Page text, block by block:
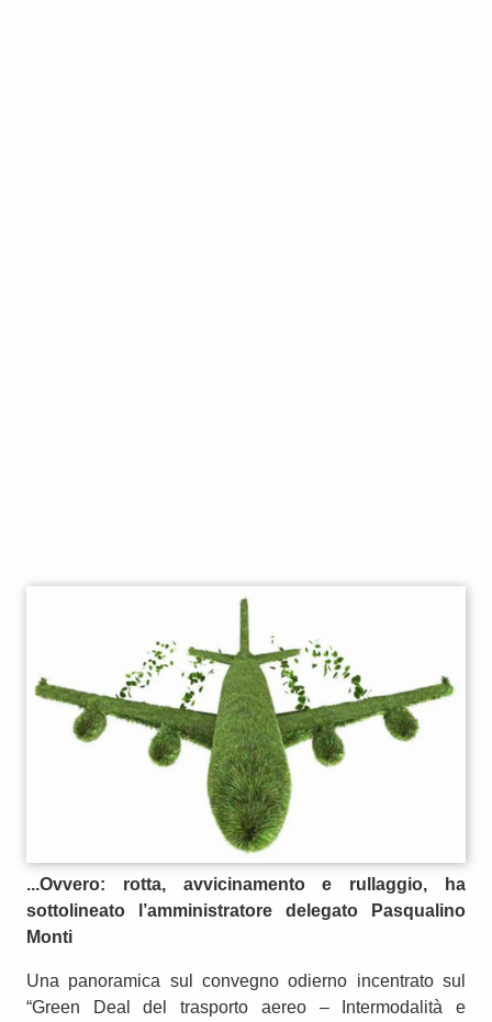
...Ovvero: rotta, avvicinamento e rullaggio, ha
sottolineato l’amministratore delegato Pasqualino
Monti
Una panoramica sul convegno odierno incentrato sul
“Green Deal del trasporto aereo – Intermodalità e